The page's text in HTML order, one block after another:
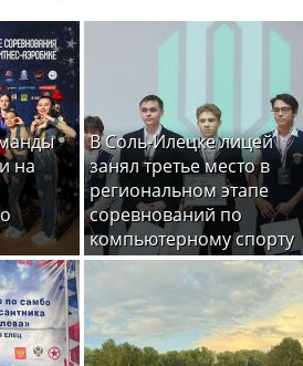
на
В Соль-Илецке лицей
занял третье место в
региональном этапе
соревнований по
компьютерному спорту